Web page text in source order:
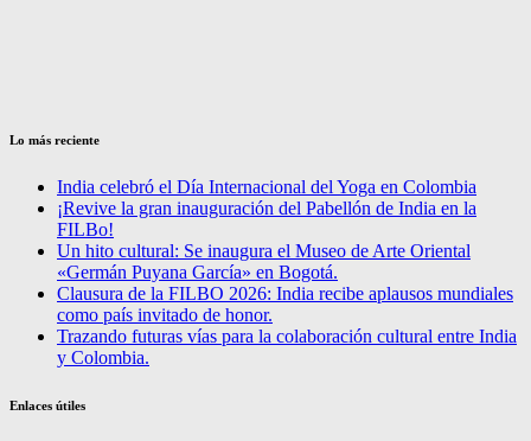
Lo más reciente
India celebró el Día Internacional del Yoga en Colombia
¡Revive la gran inauguración del Pabellón de India en la
FILBo!
Un hito cultural: Se inaugura el Museo de Arte Oriental
«Germán Puyana García» en Bogotá.
Clausura de la FILBO 2026: India recibe aplausos mundiales
como país invitado de honor.
Trazando futuras vías para la colaboración cultural entre India
y Colombia.
Enlaces útiles